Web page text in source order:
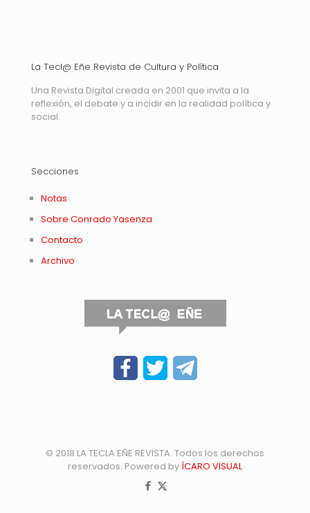
La Tecl@ Eñe Revista de Cultura y Política
Una Revista Digital creada en 2001 que invita a la
reflexión, el debate y a incidir en la realidad política y
social.
Secciones
Notas
Sobre Conrado Yasenza
Contacto
Archivo
© 2018 LA TECLA EÑE REVISTA. Todos los derechos
reservados. Powered by ÍCARO VISUAL